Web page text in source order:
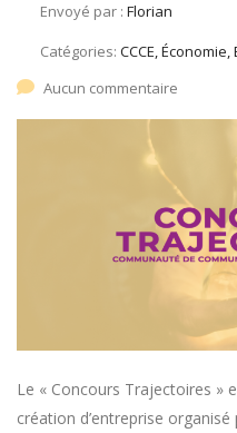
Envoyé par : Florian
Catégories: CCCE,
Aucun commentaire
Le « Concours Trajectoires »
création d’entreprise